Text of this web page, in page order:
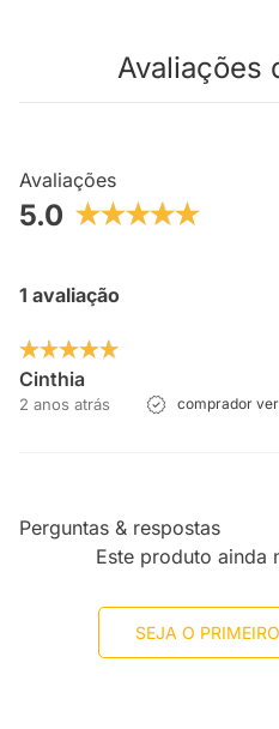
Avaliações
Avaliações
5.0
1 avaliação
Cinthia
2 anos atrás comprador
Perguntas & respostas
Este produto ainda
SEJA O